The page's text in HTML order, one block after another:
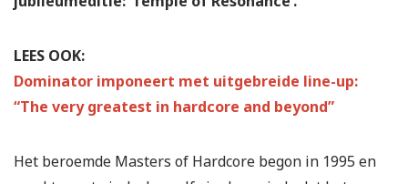
LEES OOK:
Dominator imponeert met uitgebreide line-up:
“The very greatest in hardcore and beyond”
Het beroemde Masters of Hardcore begon in 1995 en